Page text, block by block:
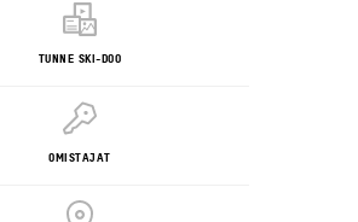
TUNNE SKI-DOO
OMISTAJAT